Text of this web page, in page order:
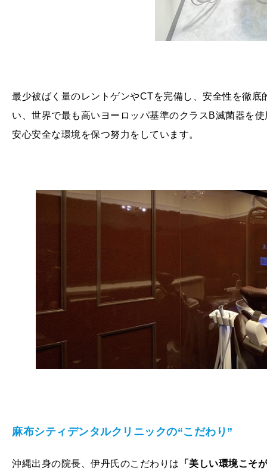
最少被ばく量のレントゲンやCTを完備し、安全性を徹
い、世界で最も高いヨーロッパ基準のクラスB滅菌器を
安心安全な環境を保つ努力をしています。
麻布シティデンタルクリニックの“こだわり”
沖縄出身の院長、伊丹氏のこだわりは 「美しい環境こそ